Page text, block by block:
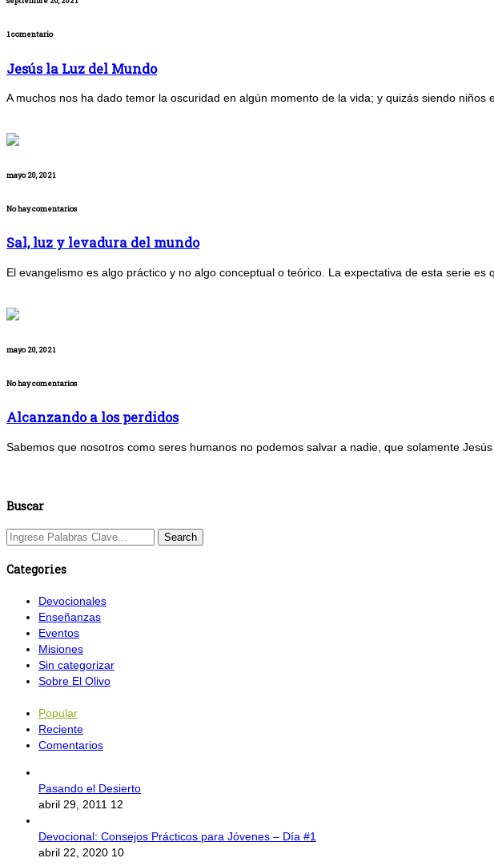
1 comentario
Jesús la Luz del Mundo
A muchos nos ha dado temor la oscuridad en algún momento de la vida; y quizás siendo niños
mayo 20, 2021
No hay comentarios
Sal, luz y levadura del mundo
El evangelismo es algo práctico y no algo conceptual o teórico. La expectativa de esta serie
mayo 20, 2021
No hay comentarios
Alcanzando a los perdidos
Sabemos que nosotros como seres humanos no podemos salvar a nadie, que solamente
Buscar
Categories
Devocionales
Enseñanzas
Eventos
Misiones
Sin categorizar
Sobre El Olivo
Popular
Reciente
Comentarios
Pasando el Desierto
abril 29, 2011 12
Devocional: Consejos Prácticos para Jóvenes – Día #1
abril 22, 2020 10